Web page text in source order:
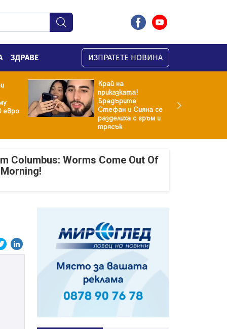
ЗДРАВЕ ИЗПРАТЕТЕ НОВИНА
евро
Край на
приказката!
Брадърите
Стефан и Сияна се
разделиха с гръм и
трясък
Columbus: Worms Come Out Of